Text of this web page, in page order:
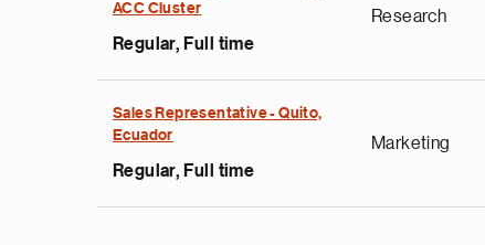
ACC Cluster
Regular, Full time
Research
Sales Representative - Quito,
Ecuador
Regular, Full time
Marketing